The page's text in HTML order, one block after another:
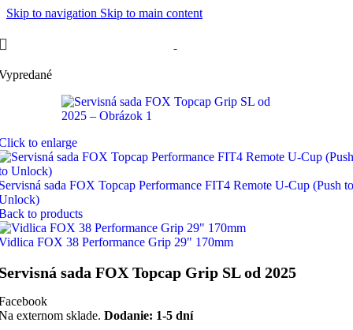
Skip to navigation Skip to main content
to enlarge
sada FOX Topcap Performance FIT4 Remote U-Cup (Push to
to products
FOX 38 Performance Grip 29" 170mm
sada FOX Topcap Grip SL od 2025
externom sklade. Dodanie: 1-5 dní